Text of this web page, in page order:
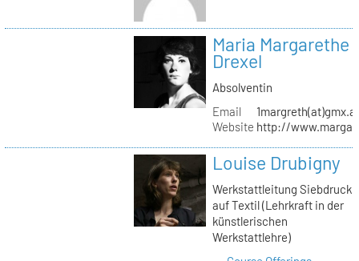
Maria Margarethe
Drexel
Absolventin
Email
Website http://
Louise Drubigny
Werkstattleitung Siebdruck
auf Textil (Lehrkraft in der
künstlerischen
Werkstattlehre)